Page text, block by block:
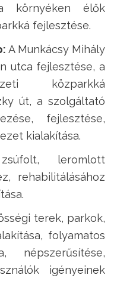
környéken élők
fejlesztése.
A Munkácsy Mihály
utca fejlesztése, a
közparkká
út, a szolgáltató
fejlesztése,
kialakítása.
leromlott
rehabilitálásához
terek, parkok,
folyamatos
népszerűsítése,
igényeinek